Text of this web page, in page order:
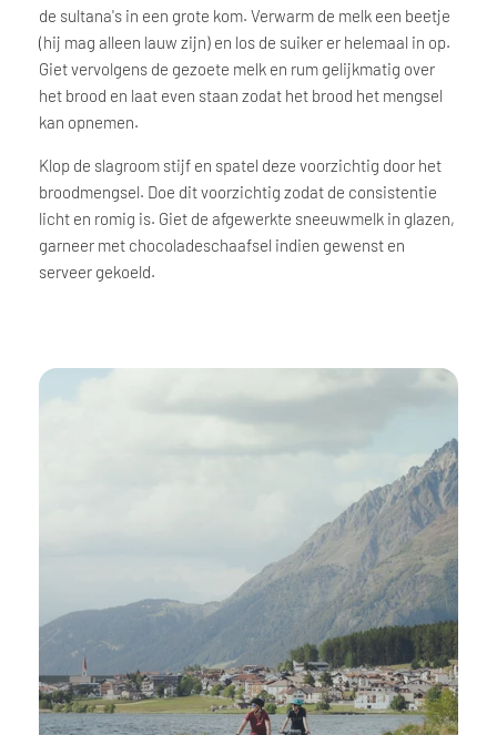
de sultana's in een grote kom. Verwarm de melk een beetje
(hij mag alleen lauw zijn) en los de suiker er helemaal in op.
Giet vervolgens de gezoete melk en rum gelijkmatig over
het brood en laat even staan zodat het brood het mengsel
kan opnemen.
Klop de slagroom stijf en spatel deze voorzichtig door het
broodmengsel. Doe dit voorzichtig zodat de consistentie
licht en romig is. Giet de afgewerkte sneeuwmelk in glazen,
garneer met chocoladeschaafsel indien gewenst en
serveer gekoeld.